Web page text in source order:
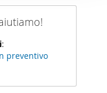
:
preventivo